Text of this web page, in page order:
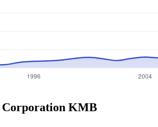
Corporation KMB